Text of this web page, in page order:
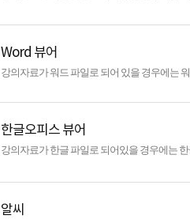
Word 뷰어
강의자료가 워드 파일로 되어 있을 경우에는
한글오피스 뷰어
강의자료가 한글 파일로 되어있을 경우에는
알씨